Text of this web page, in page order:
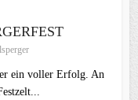
ein voller Erfolg. An